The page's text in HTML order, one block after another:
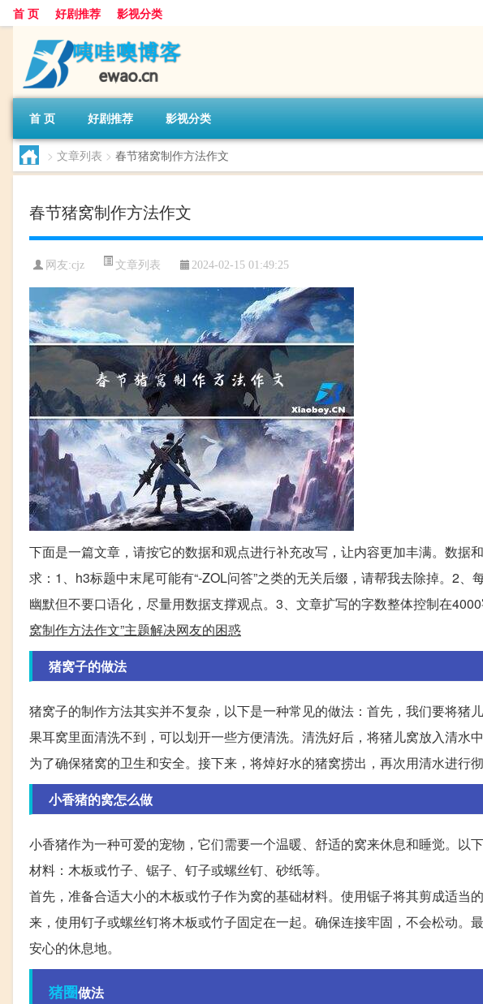
首 页 好剧推荐 影视分类
首 页 好剧推荐 影视分类
> 文章列表 > 春节猪窝制作方法作文
春节猪窝制作方法作文
网友:cjz 文章列表 2024-02-15 01:49:25
下面是一篇文章，请按它的数据和观点进行补充改写，让内容更加丰满。数据
求：1、h3标题中末尾可能有“-ZOL问答”之类的无关后缀，请帮我去除掉。2
幽默但不要口语化，尽量用数据支撑观点。3、文章扩写的字数整体控制在
窝制作方法作文”主题解决网友的困惑
猪窝子的做法
猪窝子的制作方法其实并不复杂，以下是一种常见的做法：首先，我们要将猪
果耳窝里面清洗不到，可以划开一些方便清洗。清洗好后，将猪儿窝放入清水
为了确保猪窝的卫生和安全。接下来，将焯好水的猪窝捞出，再次用清水进行彻
小香猪的窝怎么做
小香猪作为一种可爱的宠物，它们需要一个温暖、舒适的窝来休息和睡觉。以
材料：木板或竹子、锯子、钉子或螺丝钉、砂纸等。
首先，准备合适大小的木板或竹子作为窝的基础材料。使用锯子将其剪成适当
来，使用钉子或螺丝钉将木板或竹子固定在一起。确保连接牢固，不会松动。
安心的休息地。
猪圈做法